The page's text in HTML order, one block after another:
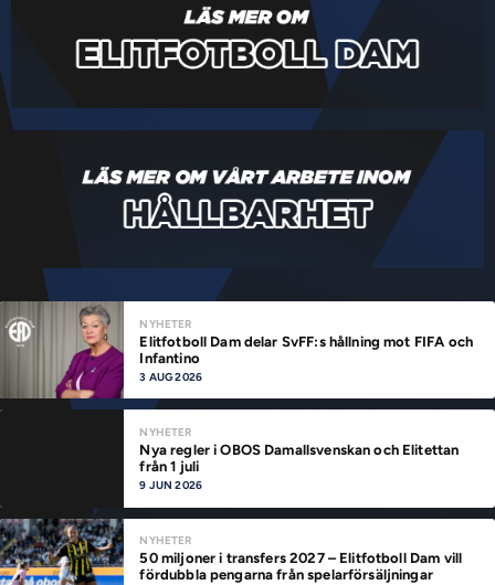
NYHETER
Elitfotboll Dam delar SvFF:s hållning mot FIFA och
Infantino
3 AUG 2026
NYHETER
Nya regler i OBOS Damallsvenskan och Elitettan
från 1 juli
9 JUN 2026
NYHETER
50 miljoner i transfers 2027 – Elitfotboll Dam vill
fördubbla pengarna från spelarförsäljningar